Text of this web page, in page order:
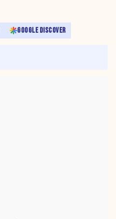
GOOGLE DISCOVER